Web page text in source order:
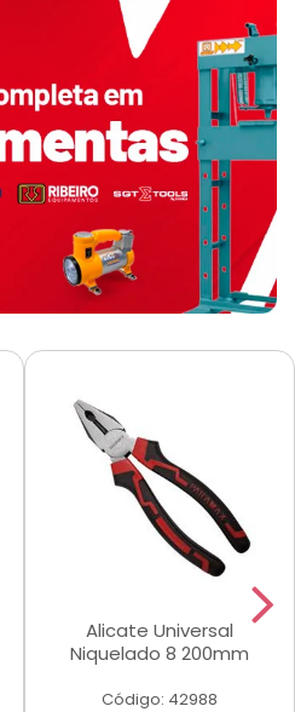
Alicate Universal
Niquelado 8 200mm
Código: 42988